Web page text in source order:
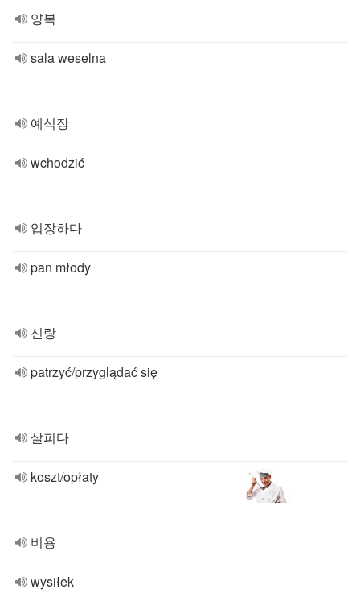
양복
sala weselna
예식장
wchodzić
입장하다
pan młody
신랑
patrzyć/przyglądać się
살피다
koszt/opłaty
비용
wysiłek